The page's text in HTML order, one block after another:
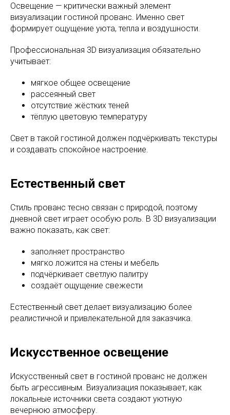
Освещение — критически важный элемент
визуализации гостиной прованс. Именно свет
формирует ощущение уюта, тепла и воздушности.
Профессиональная 3D визуализация обязательно
учитывает:
мягкое общее освещение
рассеянный свет
отсутствие жёстких теней
тёплую цветовую температуру
Свет в такой гостиной должен подчёркивать текстуры
и создавать спокойное настроение.
Естественный свет
Стиль прованс тесно связан с природой, поэтому
дневной свет играет особую роль. В 3D визуализации
важно показать, как свет:
заполняет пространство
мягко ложится на стены и мебель
подчёркивает светлую палитру
создаёт ощущение свежести
Естественный свет делает визуализацию более
реалистичной и привлекательной для заказчика.
Искусственное освещение
Искусственный свет в гостиной прованс не должен
быть агрессивным. Визуализация показывает, как
локальные источники света создают уютную
вечернюю атмосферу.